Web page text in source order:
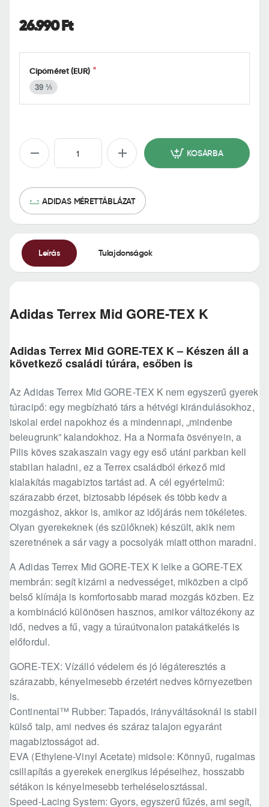
e
26.990 Ft
Cipőméret (EUR)
39 ⅓
KOSÁRBA
ADIDAS MÉRETTÁBLÁZAT
Leírás Tulajdonságok
Adidas Terrex Mid GORE-TEX K
Adidas Terrex Mid GORE-TEX K – Készen áll a
következő családi túrára, esőben is
Az Adidas Terrex Mid GORE-TEX K nem egyszerű gyerek
túracipő: egy megbízható társ a hétvégi kirándulásokhoz,
iskolai erdei napokhoz és a mindennapi, „mindenbe
beleugrunk” kalandokhoz. Ha a Normafa ösvényein, a
Pilis köves szakaszain vagy egy eső utáni parkban kell
stabilan haladni, ez a Terrex családból érkező mid
kialakítás magabiztos tartást ad. A cél egyértelmű:
szárazabb érzet, biztosabb lépések és több kedv a
mozgáshoz, akkor is, amikor az időjárás nem tökéletes.
Olyan gyerekeknek (és szülőknek) készült, akik nem
szeretnének a sár vagy a pocsolyák miatt otthon maradni.
A Adidas Terrex Mid GORE-TEX K lelke a GORE-TEX
membrán: segít kizárni a nedvességet, miközben a cipő
belső klímája is komfortosabb marad mozgás közben. Ez
a kombináció különösen hasznos, amikor változékony az
idő, nedves a fű, vagy a túraútvonalon patakátkelés is
előfordul.
GORE-TEX: Vízálló védelem és jó légáteresztés a
szárazabb, kényelmesebb érzetért nedves környezetben
is.
Continental™ Rubber: Tapadós, irányváltásoknál is stabil
külső talp, ami nedves és száraz talajon egyaránt
magabiztosságot ad.
EVA (Ethylene-Vinyl Acetate) midsole: Könnyű, rugalmas
csillapítás a gyerekek energikus lépéseihez, hosszabb
sétákon is kényelmesebb terheléselosztással.
Speed-Lacing System: Gyors, egyszerű fűzés, ami segít,